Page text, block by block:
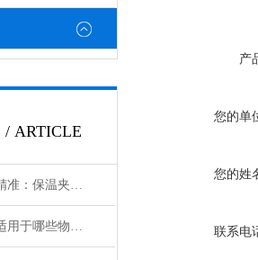
/ ARTICLE
夹套锁温，过滤精准：保温夹套过滤器，让物料处理恒温无忧
保温夹套过滤器适用于哪些物料处理场景？
产
您的单
您的姓
联系电